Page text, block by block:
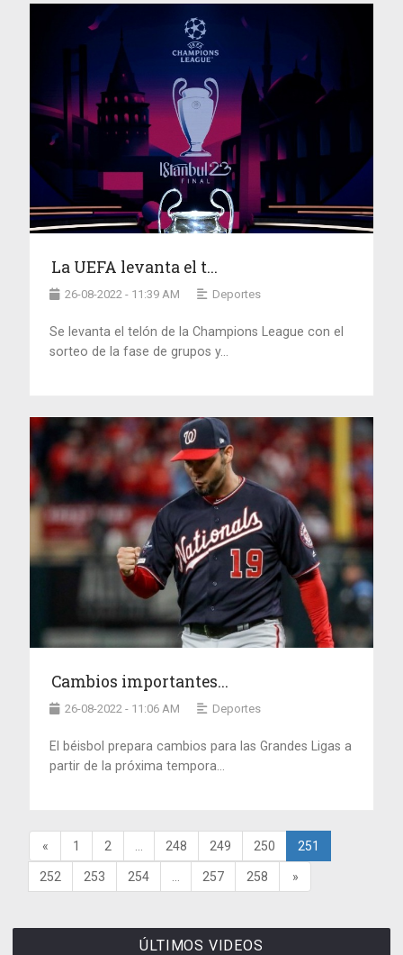
La UEFA levanta el t...
26-08-2022 - 11:39 AM Deportes
Se levanta el telón de la Champions League con el
sorteo de la fase de grupos y...
Cambios importantes...
26-08-2022 - 11:06 AM Deportes
El béisbol prepara cambios para las Grandes Ligas a
partir de la próxima tempora...
« 1 2 248 249 250 251
252 253 254 257 258 »
ÚLTIMOS VIDEOS